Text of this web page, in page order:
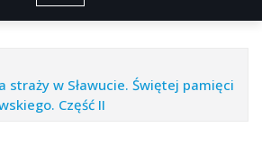
straży w Sławucie. Świętej pamięci
Część II